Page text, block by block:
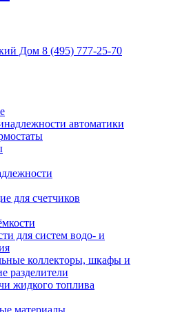
8 (495) 777-25-70
автоматики
для счетчиков
для систем водо- и
коллекторы, шкафы и
разделители
жидкого топлива
материалы